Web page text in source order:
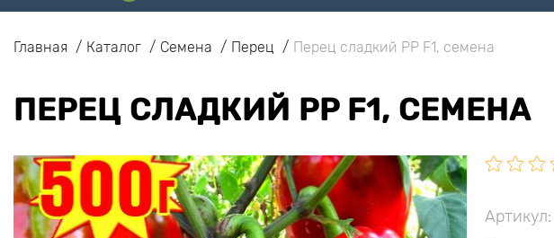
Главная Каталог Семена Перец Перец сладкий PP F1, семена
ПЕРЕЦ СЛАДКИЙ PP F1, СЕМЕНА
Артикул: